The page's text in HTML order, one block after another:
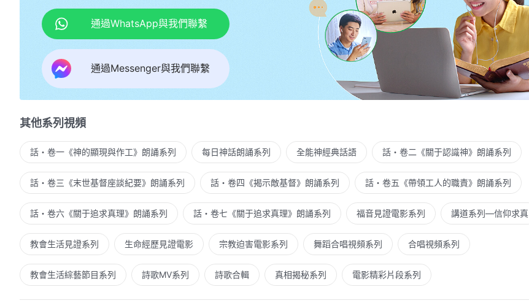
如此抵擋悖逆的人為何你還把我愛，
為何你還把我愛！
神啊！我今明白你的心，你愛給人有多少！
道成肉身到底為誰，你忍受屈辱為誰。
遭受人間棄絕苦，從不埋怨人間淒涼，
為拯救人類從天來在地，無枕頭安息。
你不曾享受人間的享受人間的天倫之樂，
默默無聞發表真理只為得著一班人，
只為得著一班人。
我怎能再等待，我怎能再遲疑！
從今以後我要體貼你體貼你的心意，
通過WhatsApp與我們聯繫
通過Messenger與我們聯繫
其他系列視頻
話・卷一《神的顯現與作工》朗誦系列 每日神話朗誦系列 全能神經典話語 話・卷二《關于認識神》朗誦系列
話・卷三《末世基督座談紀要》朗誦系列 話・卷四《揭示敵基督》朗誦系列 話・卷五《帶領工人的職責》朗誦系列
話・卷六《關于追求真理》朗誦系列 話・卷七《關于追求真理》朗誦系列 福音見證電影系列 講道系列—信仰求真
教會生活見證系列 生命經歷見證電影 宗教迫害電影系列 舞蹈合唱視頻系列 合唱視頻系列
教會生活綜藝節目系列 詩歌MV系列 詩歌合輯 真相揭秘系列 電影精彩片段系列